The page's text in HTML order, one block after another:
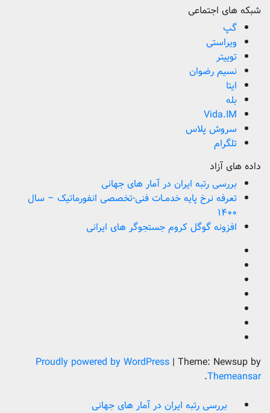
شبکه های اجتماعی
گپ
ویراستی
توییتر
نسیم رضوان
ایتا
بله
Vida.IM
سروش پلاس
تلگرام
داده های آزاد
بررسی رتبه ایران در آمار های جهانی
تعرفه نرخ پایه خدمــات فنی-تخصصی انفورماتیک – سال
۱۴۰۰
افزونه گوگل کروم جستجوگر های ایرانی
Proudly powered by WordPress | Theme: Newsup by
Themeansar
.
بررسی رتبه ایران در آمار های جهانی